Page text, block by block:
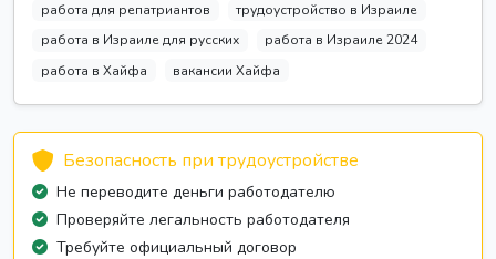
работа для репатриантов
трудоустройство в Израиле
работа в Израиле для русских
работа в Израиле 2024
работа в Хайфа
вакансии Хайфа
Безопасность при трудоустройстве
Не переводите деньги работодателю
Проверяйте легальность работодателя
Требуйте официальный договор